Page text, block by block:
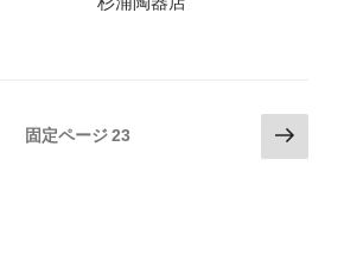
固定ページ23
次
の